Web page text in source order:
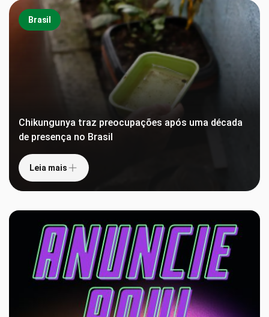
Brasil
Chikungunya traz preocupações após uma década
de presença no Brasil
Leia mais